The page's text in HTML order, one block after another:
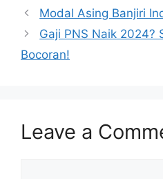
Modal Asing Banjiri
Gaji PNS Naik 2024?
Bocoran!
Leave a